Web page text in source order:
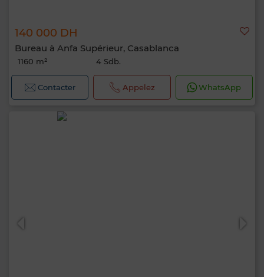
140 000 DH
Bureau à Anfa Supérieur, Casablanca
1160 m² 4 Sdb.
Contacter Appelez WhatsApp